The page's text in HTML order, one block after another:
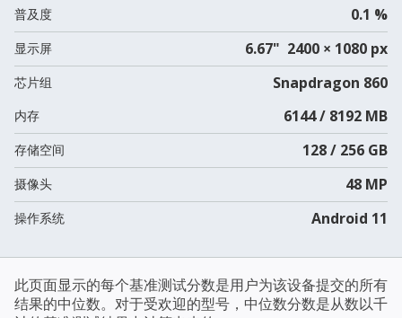
普及度 0.1 %
显示屏 6.67" 2400 × 1080 px
芯片组 Snapdragon 860
内存 6144 / 8192 MB
存储空间 128 / 256 GB
摄像头 48 MP
操作系统 Android 11
此页面显示的每个基准测试分数是用户为该设备提交的所有
结果的中位数。对于受欢迎的型号，中位数分数是从数以千